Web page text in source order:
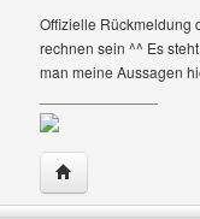
Offizielle Rückmeldung
rechnen sein ^^ Es
man meine Aussagen
Website dieses